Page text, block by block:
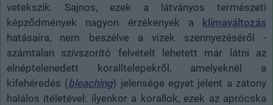
vetekszik. Sajnos, ezek a látványos természeti
képződmények nagyon érzékenyek a klímaváltozás
hatásaira, nem beszélve a vizek szennyezéséről -
számtalan szívszorító felvételt lehetett már látni az
elnéptelenedett koralltelepekről, amelyeknél a
kifehéredés (bleaching) jelensége egyet jelent a zátony
halálos ítéletével: ilyenkor a korallok, ezek az aprócska